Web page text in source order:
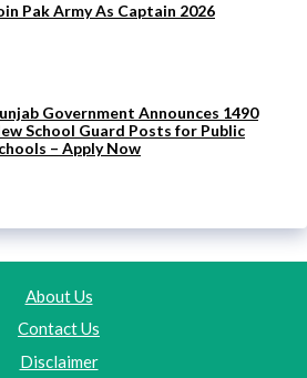
Pak Army As Captain 2026
Government Announces 1490
School Guard Posts for Public
– Apply Now
About Us
Contact Us
Disclaimer